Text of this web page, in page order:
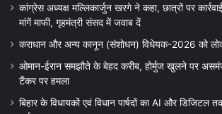
कांग्रेस अध्यक्ष मल्लिकार्जुन खरगे ने कहा, छात्रों पर
मांगें माफी, गृहमंत्री संसद में जवाब दें
कराधान और अन्य कानून (संशोधन) विधेयक-2026 को
ओमान-ईरान समझौते के बेहद करीब, होर्मुज खुलने पर
टैंकर पर हमला
बिहार के विधायकों एवं विधान पार्षदों का AI और डिजिटल